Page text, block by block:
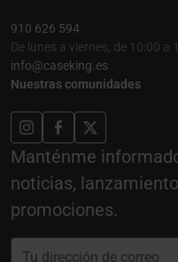
910 626 594
De lunes a viernes, de 10:00 a
info@caseking.es
Nuestras comunidades
Manténme
noticias,
promociones.